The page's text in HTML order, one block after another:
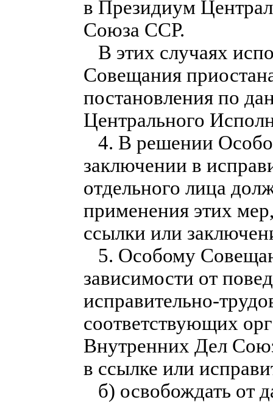
в Президиум
Союза ССР.
В этих случаях
Совещания
постановления по
Центрального
4. В решении
заключении в
отдельного лица
применения этих
ссылки или
5. Особому
зависимости от
исправительно-
соответствующих
Внутренних Дел
в ссылке или
б) освобождать от